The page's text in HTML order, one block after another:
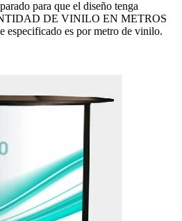
para que el diseño tenga
DE VINILO EN METROS
especificado es por metro de vinilo.